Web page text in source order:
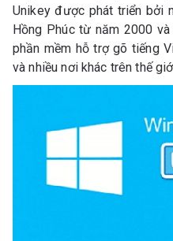
Unikey được phát triển bởi
Hồng Phúc từ năm 2000
phần mềm hỗ trợ gõ tiếng
và nhiều nơi khác trên thế